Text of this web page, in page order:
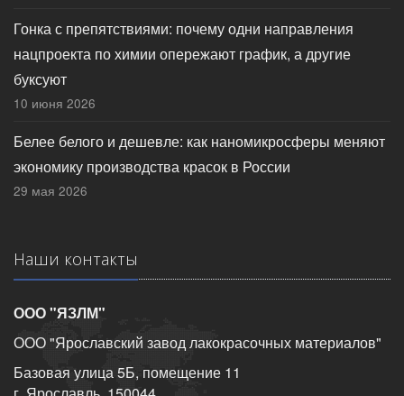
Гонка с препятствиями: почему одни направления
нацпроекта по химии опережают график, а другие
буксуют
10 июня 2026
Белее белого и дешевле: как наномикросферы меняют
экономику производства красок в России
29 мая 2026
Наши контакты
ООО "ЯЗЛМ"
ООО "Ярославский завод лакокрасочных материалов"
Базовая улица 5Б, помещение 11